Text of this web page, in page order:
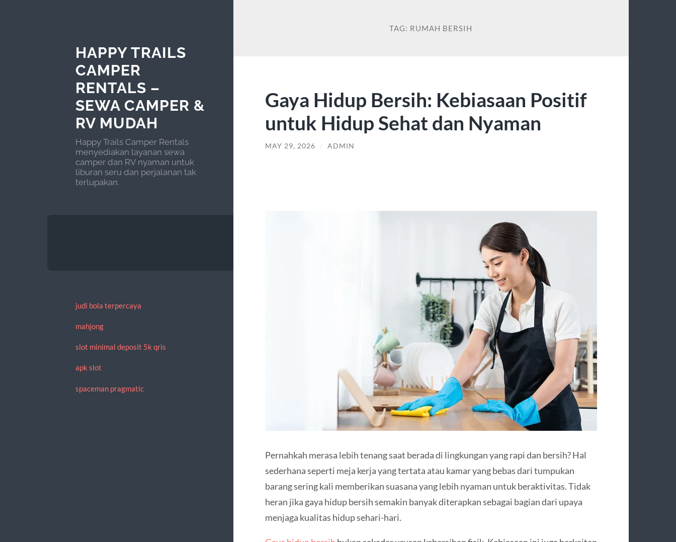
HAPPY TRAILS
CAMPER
RENTALS –
SEWA CAMPER &
RV MUDAH
Happy Trails Camper Rentals
menyediakan layanan sewa
camper dan RV nyaman untuk
liburan seru dan perjalanan tak
terlupakan.
judi bola terpercaya
mahjong
slot minimal deposit 5k qris
apk slot
spaceman pragmatic
TAG: RUMAH BERSIH
Gaya Hidup Bersih: Kebiasaan Positif
untuk Hidup Sehat dan Nyaman
MAY 29, 2026 / ADMIN
Pernahkah merasa lebih tenang saat berada di lingkungan yang rapi dan bersih? Hal
sederhana seperti meja kerja yang tertata atau kamar yang bebas dari tumpukan
barang sering kali memberikan suasana yang lebih nyaman untuk beraktivitas. Tidak
heran jika gaya hidup bersih semakin banyak diterapkan sebagai bagian dari upaya
menjaga kualitas hidup sehari-hari.